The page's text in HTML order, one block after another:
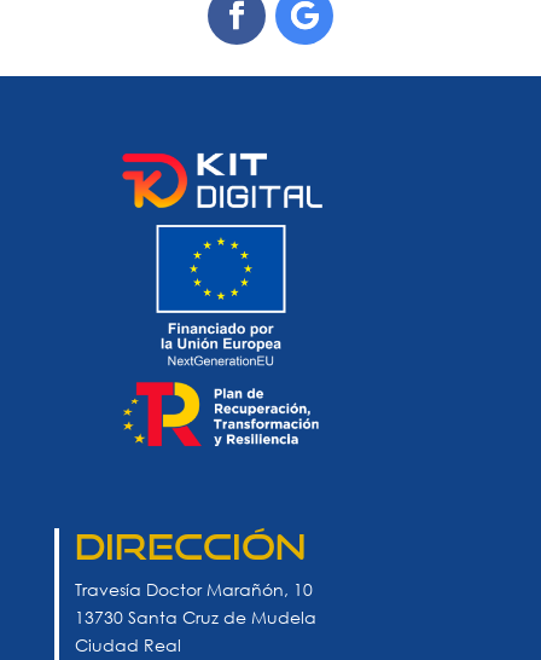
Dirección
Travesía Doctor Marañón, 10
13730 Santa Cruz de Mudela
Ciudad Real